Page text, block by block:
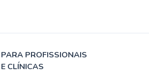
PARA PROFISSIONAIS
E CLÍNICAS